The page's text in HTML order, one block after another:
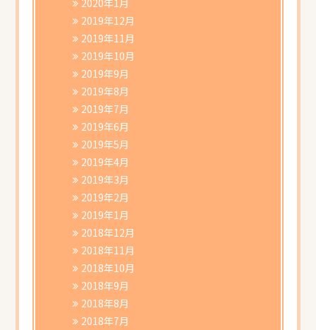
2019年12月
2019年11月
2019年10月
2019年9月
2019年8月
2019年7月
2019年6月
2019年5月
2019年4月
2019年3月
2019年2月
2019年1月
2018年12月
2018年11月
2018年10月
2018年9月
2018年8月
2018年7月